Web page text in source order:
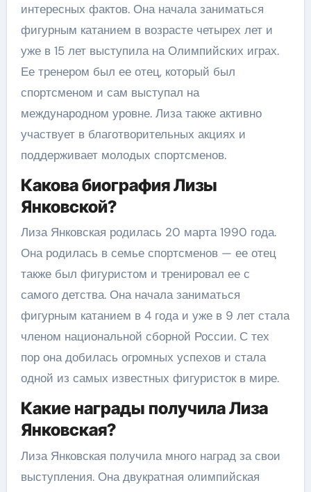
интересных фактов. Она начала заниматься
фигурным катанием в возрасте четырех лет и
уже в 15 лет выступила на Олимпийских играх.
Ее тренером был ее отец, который был
спортсменом и сам выступал на
международном уровне. Лиза также активно
участвует в благотворительных акциях и
поддерживает молодых спортсменов.
Какова биография Лизы
Янковской?
Лиза Янковская родилась 20 марта 1990 года.
Она родилась в семье спортсменов — ее отец
также был фигуристом и тренировал ее с
самого детства. Она начала заниматься
фигурным катанием в 4 года и уже в 9 лет стала
членом национальной сборной России. С тех
пор она добилась огромных успехов и стала
одной из самых известных фигуристок в мире.
Какие награды получила Лиза
Янковская?
Лиза Янковская получила много наград за свои
выступления. Она двукратная олимпийская